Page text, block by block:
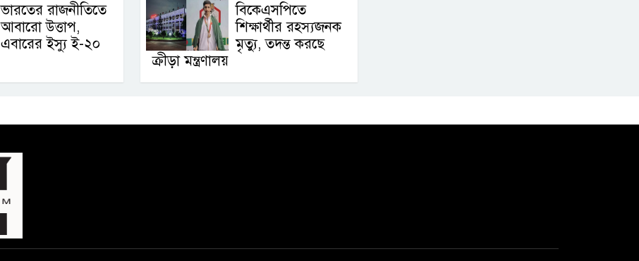
ভারতের রাজনীতিতে
আবারো উত্তাপ,
এবারের ইস্যু ই-২০
বিকেএসপিতে
শিক্ষার্থীর রহস্যজনক
মৃত্যু, তদন্ত করছে
ক্রীড়া মন্ত্রণালয়